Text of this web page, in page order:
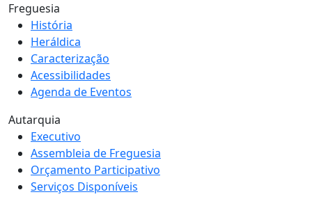
Freguesia
História
Heráldica
Caracterização
Acessibilidades
Agenda de Eventos
Autarquia
Executivo
Assembleia de Freguesia
Orçamento Participativo
Serviços Disponíveis